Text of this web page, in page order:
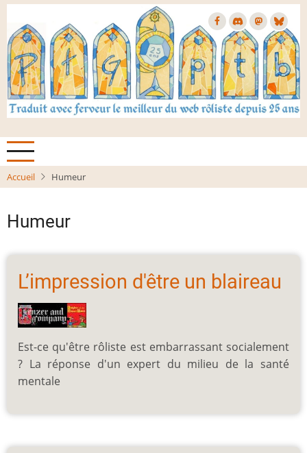
Aller
contenu
principal
Accueil Humeur
Humeur
L’impression d'être un blaireau
Est-ce qu'être rôliste est embarrassant socialement
? La réponse d'un expert du milieu de la santé
mentale